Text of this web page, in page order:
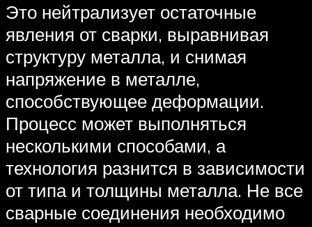
Это нейтрализует остаточные
явления от сварки, выравнивая
структуру металла, и снимая
напряжение в металле,
способствующее деформации.
Процесс может выполняться
несколькими способами, а
технология разнится в зависимости
от типа и толщины металла. Не все
сварные соединения необходимо